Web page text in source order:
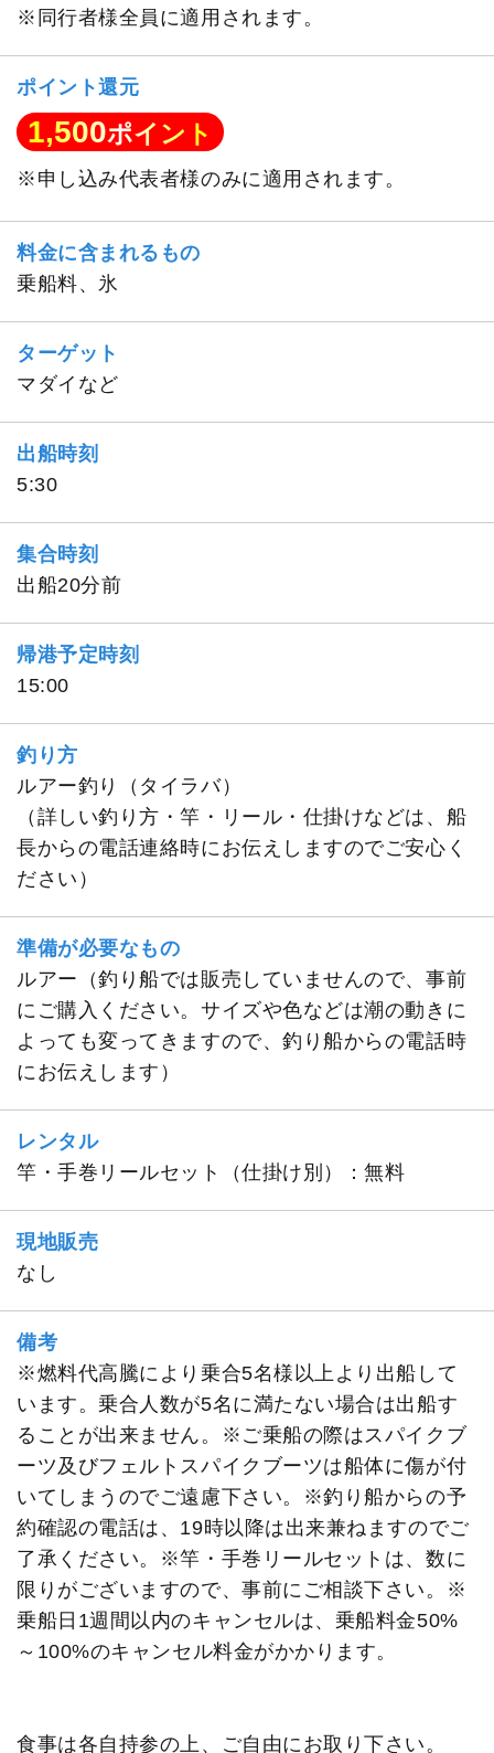
※同行者様全員に適用されます。
ポイント還元
1,500ポイント
※申し込み代表者様のみに適用されます。
料金に含まれるもの
乗船料、氷
ターゲット
マダイなど
出船時刻
5:30
集合時刻
出船20分前
帰港予定時刻
15:00
釣り方
ルアー釣り（タイラバ）
（詳しい釣り方・竿・リール・仕掛けなどは、船
長からの電話連絡時にお伝えしますのでご安心く
ださい）
準備が必要なもの
ルアー（釣り船では販売していませんので、事前
にご購入ください。サイズや色などは潮の動きに
よっても変ってきますので、釣り船からの電話時
にお伝えします）
レンタル
竿・手巻リールセット（仕掛け別）：無料
現地販売
なし
備考
※燃料代高騰により乗合5名様以上より出船して
います。乗合人数が5名に満たない場合は出船す
ることが出来ません。※ご乗船の際はスパイクブ
ーツ及びフェルトスパイクブーツは船体に傷が付
いてしまうのでご遠慮下さい。※釣り船からの予
約確認の電話は、19時以降は出来兼ねますのでご
了承ください。※竿・手巻リールセットは、数に
限りがございますので、事前にご相談下さい。※
乗船日1週間以内のキャンセルは、乗船料金50%
～100%のキャンセル料金がかかります。
食事は各自持参の上、ご自由にお取り下さい。